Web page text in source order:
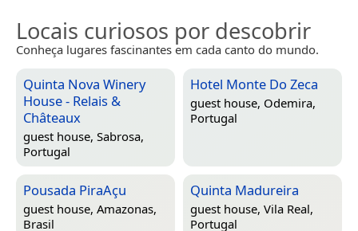
Locais curiosos por descobrir
Conheça lugares fascinantes em cada canto do mundo.
Quinta Nova Winery
House - Relais &
Châteaux
guest house, Sabrosa,
Portugal
Hotel Monte Do Zeca
guest house, Odemira,
Portugal
Pousada PiraAçu
guest house, Amazonas,
Brasil
Quinta Madureira
guest house, Vila Real,
Portugal